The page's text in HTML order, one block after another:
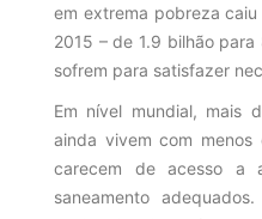
em extrema pobreza
2015 – de 1.9 bilhão
sofrem para satisfazer
Em nível mundial, mais
ainda vivem com
carecem de acesso a
saneamento